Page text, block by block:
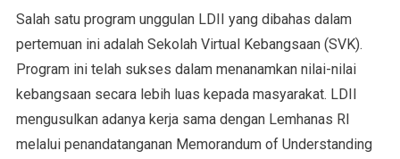
Salah satu program unggulan LDII yang dibahas dalam
pertemuan ini adalah Sekolah Virtual Kebangsaan (SVK).
Program ini telah sukses dalam menanamkan nilai-nilai
kebangsaan secara lebih luas kepada masyarakat. LDII
mengusulkan adanya kerja sama dengan Lemhanas RI
melalui penandatanganan Memorandum of Understanding